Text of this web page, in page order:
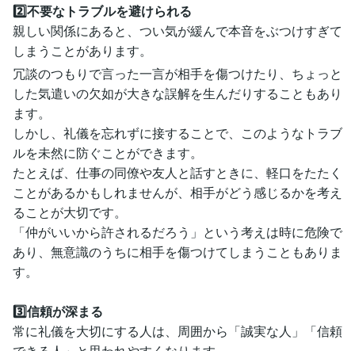
2️⃣不要なトラブルを避けられる
親しい関係にあると、つい気が緩んで本音をぶつけすぎて
しまうことがあります。
冗談のつもりで言った一言が相手を傷つけたり、ちょっと
した気遣いの欠如が大きな誤解を生んだりすることもあり
ます。
しかし、礼儀を忘れずに接することで、このようなトラブ
ルを未然に防ぐことができます。
たとえば、仕事の同僚や友人と話すときに、軽口をたたく
ことがあるかもしれませんが、相手がどう感じるかを考え
ることが大切です。
「仲がいいから許されるだろう」という考えは時に危険で
あり、無意識のうちに相手を傷つけてしまうこともありま
す。
3️⃣信頼が深まる
常に礼儀を大切にする人は、周囲から「誠実な人」「信頼